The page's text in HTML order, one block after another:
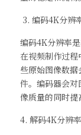
3. 编码4K分辨
编码4K分辨率
在视频制作过
些原始图像数
件。编码器会
像质量的同时提
4. 解码4K分辨